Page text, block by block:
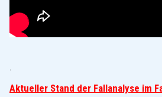
.
Aktueller Stand der Fallanalyse im